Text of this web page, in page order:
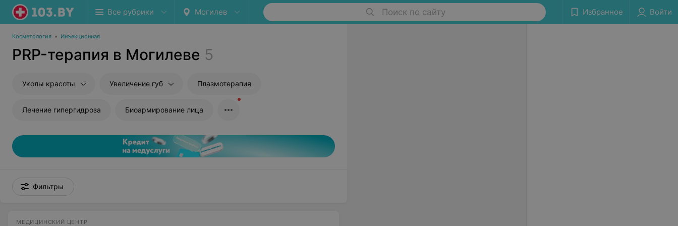
Все рубрики Могилев Поиск по сайту Избранное Войти
Косметология • Инъекционная
PRP-терапия в Могилеве 5
Уколы красоты Увеличение губ Плазмотерапия
Лечение гипергидроза Биоармирование лица
Фильтры
МЕДИЦИНСКИЙ ЦЕНТР